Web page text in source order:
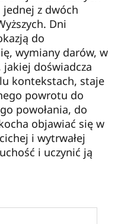
jednej z dwóch
Dni
do
wymiany darów, w
doświadcza
kontekstach, staje
powrotu do
powołania, do
objawiać się w
i wytrwałej
i uczynić ją